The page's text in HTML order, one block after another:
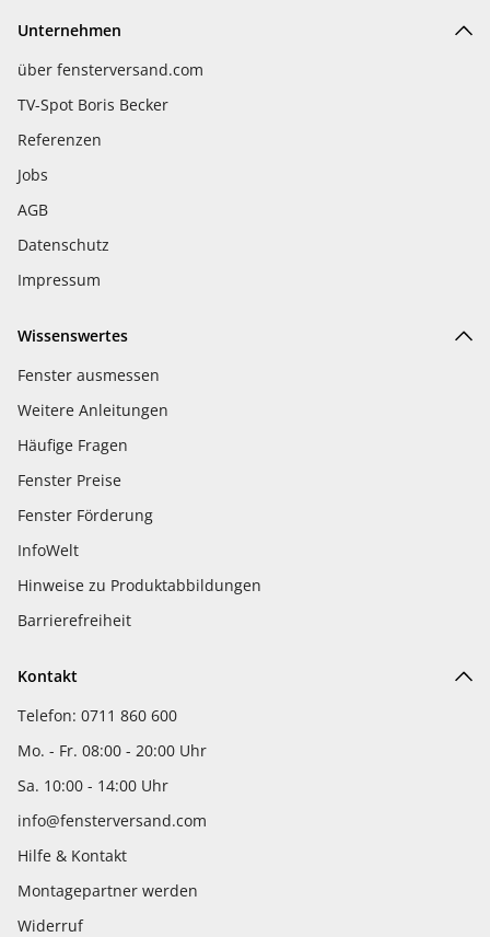
Unternehmen
über fensterversand.com
TV-Spot Boris Becker
Referenzen
Jobs
AGB
Datenschutz
Impressum
Wissenswertes
Fenster ausmessen
Weitere Anleitungen
Häufige Fragen
Fenster Preise
Fenster Förderung
InfoWelt
Hinweise zu Produktabbildungen
Barrierefreiheit
Kontakt
Telefon: 0711 860 600
Mo. - Fr. 08:00 - 20:00 Uhr
Sa. 10:00 - 14:00 Uhr
info@fensterversand.com
Hilfe & Kontakt
Montagepartner werden
Widerruf